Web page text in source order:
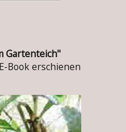
Gartenteich"
Book erschienen